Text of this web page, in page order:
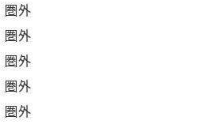
圏外
圏外
圏外
圏外
圏外